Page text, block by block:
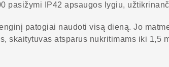
pasižymi IP42 apsaugos lygiu,
patogiai naudoti visą dieną. Jo
skaitytuvas atsparus nukritimams iki 1,5